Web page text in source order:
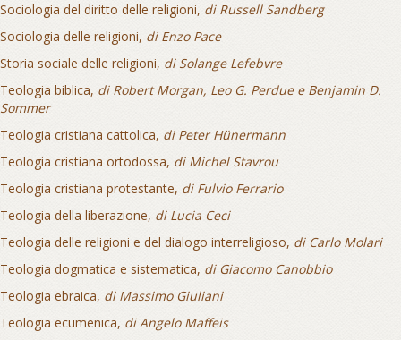
Sociologia del diritto delle religioni, di Russell Sandberg
Sociologia delle religioni, di Enzo Pace
Storia sociale delle religioni, di Solange Lefebvre
Teologia biblica, di Robert Morgan, Leo G. Perdue e Benjamin D.
Sommer
Teologia cristiana cattolica, di Peter Hünermann
Teologia cristiana ortodossa, di Michel Stavrou
Teologia cristiana protestante, di Fulvio Ferrario
Teologia della liberazione, di Lucia Ceci
Teologia delle religioni e del dialogo interreligioso, di Carlo Molari
Teologia dogmatica e sistematica, di Giacomo Canobbio
Teologia ebraica, di Massimo Giuliani
Teologia ecumenica, di Angelo Maffeis